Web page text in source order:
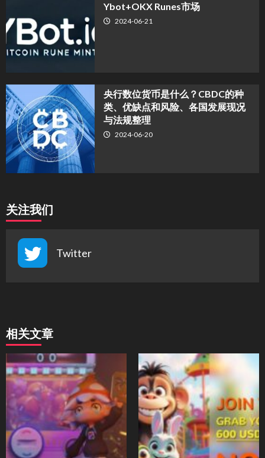
Ybot+OKX Runes市场
2024-06-21
央行数位货币是什么？CBDC的种
类、优缺点和风险、各国发展现况
与法规整理
2024-06-20
关注我们
Twitter
相关文章